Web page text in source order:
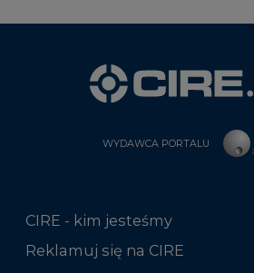
WYDAWCA PORTALU
CIRE - kim jesteśmy
Reklamuj się na CIRE